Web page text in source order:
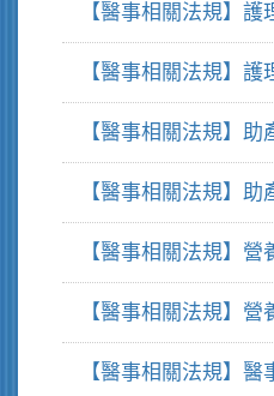
【醫事相關法規】護
【醫事相關法規】
【醫事相關法規】助
【醫事相關法規】助
【醫事相關法規】營
【醫事相關法規】營
【醫事相關法規】醫